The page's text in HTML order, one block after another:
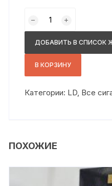
товара
синий
ДОБАВИТЬ В СПИСОК
В КОРЗИНУ
Категории: LD, Все
ПОХОЖИЕ